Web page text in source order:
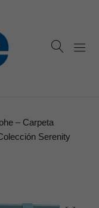
– Carpeta
Serenity